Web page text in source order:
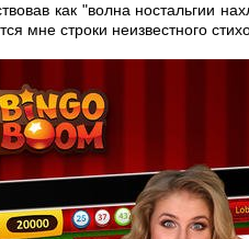
как "волна ностальгии
мне строки неизвестного